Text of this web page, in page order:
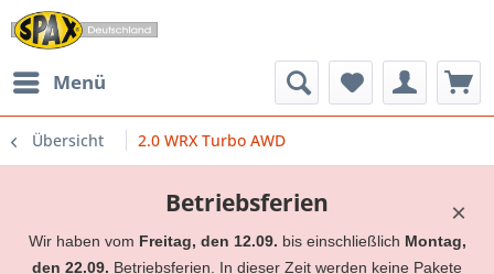
Menü
Übersicht 2.0 WRX Turbo AWD
×
Betriebsferien
Wir haben vom Freitag, den 12.09. bis einschließlich Montag,
den 22.09. Betriebsferien. In dieser Zeit werden keine Pakete